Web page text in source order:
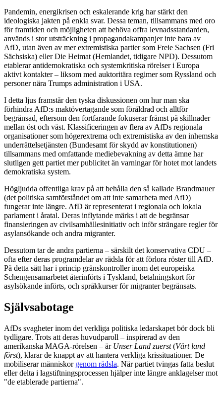
Pandemin, energikrisen och eskalerande krig har stärkt den
ideologiska jakten på enkla svar. Dessa teman, tillsammans med oro
för framtiden och möjligheten att behöva offra levnadsstandarden,
används i stor utsträckning i propagandakampanjer inte bara av
AfD, utan även av mer extremistiska partier som Freie Sachsen (Fri
Sächsiska) eller Die Heimat (Hemlandet, tidigare NPD). Dessutom
etablerar antidemokratiska och systemkritiska rörelser i Europa
aktivt kontakter – liksom med auktoritära regimer som Ryssland och
personer nära Trumps administration i USA.
I detta ljus framstår den tyska diskussionen om hur man ska
förhindra AfD:s maktövertagande som föråldrad och alltför
begränsad, eftersom den fortfarande fokuserar främst på skillnader
mellan öst och väst. Klassificeringen av flera av AfDs regionala
organisationer som högerextrema och extremistiska av den inhemska
underrättelsetjänsten (Bundesamt för skydd av konstitutionen)
tillsammans med omfattande mediebevakning av detta ämne har
slutligen gett partiet mer publicitet än varningar för hotet mot landets
demokratiska system.
Högljudda offentliga krav på att behålla den så kallade Brandmauer
(det politiska samförståndet om att inte samarbeta med AfD)
fungerar inte längre. AfD är representerat i regionala och lokala
parlament i åratal. Deras inflytande märks i att de begränsar
finansieringen av civilsamhällesinitiativ och inför strängare regler för
asylansökande och andra migranter.
Dessutom tar de andra partierna – särskilt det konservativa CDU –
ofta efter deras programdelar av rädsla för att förlora röster till AfD.
På detta sätt har i princip gränskontroller inom det europeiska
Schengensamarbetet återinförts i Tyskland, betalningskort för
asylsökande införts, och språkkurser för migranter begränsats.
Självsabotage
AfDs svagheter inom det verkliga politiska ledarskapet bör dock bli
tydligare. Trots att deras huvudparoll – inspirerad av den
amerikanska MAGA-rörelsen – är Unser Land zuerst(Vårt land
först), klarar de knappt av att hantera verkliga krissituationer. De
mobiliserar människor genom rädsla. När partiet tvingas fatta beslut
eller delta i lagstiftningsprocessen hjälper inte längre anklagelser mot
"de etablerade partierna".